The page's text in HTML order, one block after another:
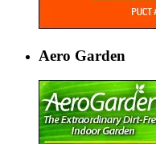
Aero Garden